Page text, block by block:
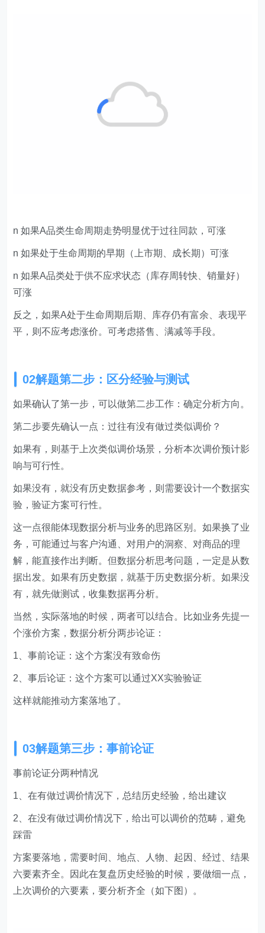
n 如果A品类生命周期走势明显优于过往同款，可涨
n 如果处于生命周期的早期（上市期、成长期）可涨
n 如果A品类处于供不应求状态（库存周转快、销量好）
可涨
反之，如果A处于生命周期后期、库存仍有富余、表现平
平，则不应考虑涨价。可考虑搭售、满减等手段。
02解题第二步：区分经验与测试
如果确认了第一步，可以做第二步工作：确定分析方向。
第二步要先确认一点：过往有没有做过类似调价？
如果有，则基于上次类似调价场景，分析本次调价预计影
响与可行性。
如果没有，就没有历史数据参考，则需要设计一个数据实
验，验证方案可行性。
这一点很能体现数据分析与业务的思路区别。如果换了业
务，可能通过与客户沟通、对用户的洞察、对商品的理
解，能直接作出判断。但数据分析思考问题，一定是从数
据出发。如果有历史数据，就基于历史数据分析。如果没
有，就先做测试，收集数据再分析。
当然，实际落地的时候，两者可以结合。比如业务先提一
个涨价方案，数据分析分两步论证：
1、事前论证：这个方案没有致命伤
2、事后论证：这个方案可以通过XX实验验证
这样就能推动方案落地了。
03解题第三步：事前论证
事前论证分两种情况
1、在有做过调价情况下，总结历史经验，给出建议
2、在没有做过调价情况下，给出可以调价的范畴，避免
踩雷
方案要落地，需要时间、地点、人物、起因、经过、结果
六要素齐全。因此在复盘历史经验的时候，要做细一点，
上次调价的六要素，要分析齐全（如下图）。